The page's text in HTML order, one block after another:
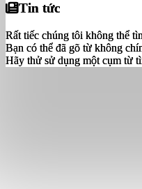
Tin tức
Rất tiếc chúng tôi không thể
Bạn có thể đã gõ từ không
Hãy thử sử dụng một cụm từ
Tin tức
Rất tiếc chúng tôi không thể
Bạn có thể đã gõ từ không
Hãy thử sử dụng một cụm từ